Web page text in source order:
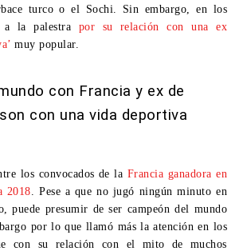
turco o el Sochi. Sin embargo, en los
a la palestra por su relación con una ex
muy popular.
con Francia y ex de
con una vida deportiva
los convocados de la Francia ganadora en
2018 . Pese a que no jugó ningún minuto en
puede presumir de ser campeón del mundo
por lo que llamó más la atención en los
con su relación con el mito de muchos